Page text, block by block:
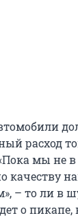
расход
мы не
качеству
– то ли в
о